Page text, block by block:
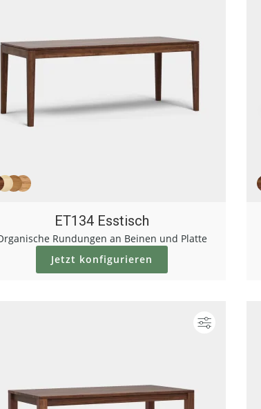
ET134 Esstisch
Rundungen an Beinen und Platte
Jetzt konfigurieren